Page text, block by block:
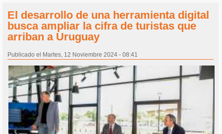
El desarrollo de una herramienta digital
busca ampliar la cifra de turistas que
arriban a Uruguay
Publicado el Martes, 12 Noviembre 2024 - 08:41